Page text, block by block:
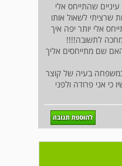
לרופא עיניים שהתייחס אלי
שרציתי לשאול אותו
אלי יותר יפה איך
לתשובה!!!!
שם מתייחסים אליך
בעיה של קוצר
כי אני פרודה ולפני